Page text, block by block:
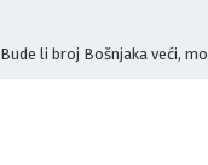
Bude li broj Bošnjaka veći,